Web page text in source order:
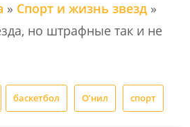
» Спорт и жизнь звезд »
но штрафные так и не
баскетбол О’нил спорт